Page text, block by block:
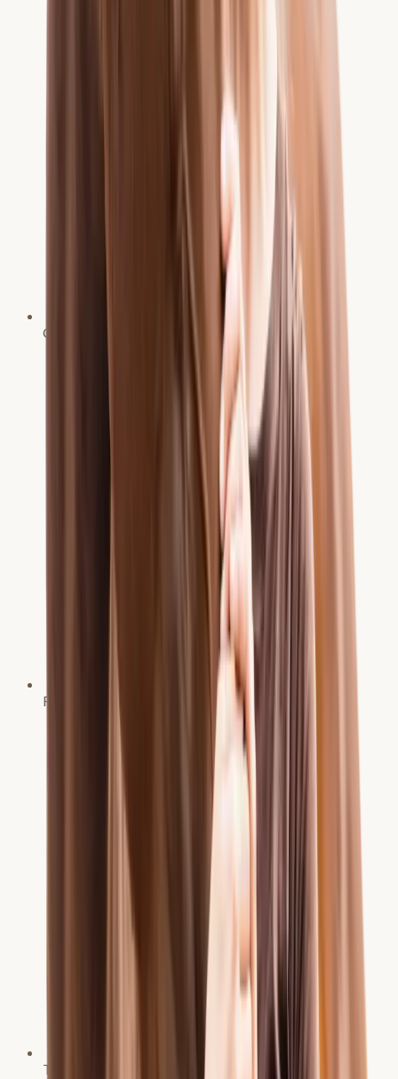
Chiropraktikerin und Pferdephysiotherapeutin
Fortgebildet im Bereich Akupunktur für Pferde
Trainer C Leistungssport Reiten